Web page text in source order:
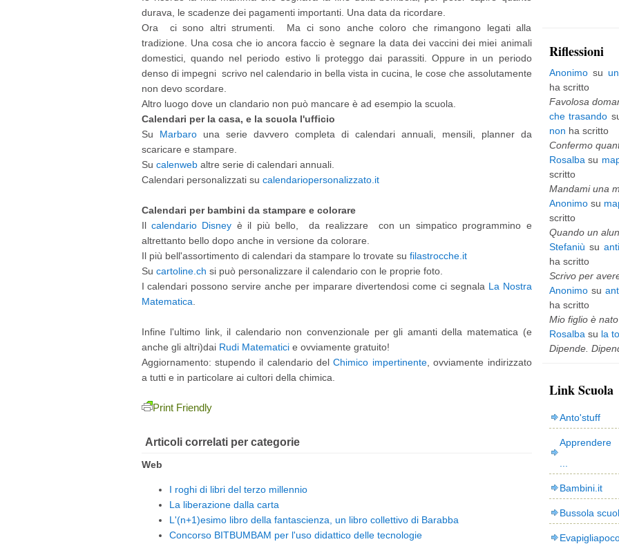
durava, le scadenze dei pagamenti importanti. Una data da ricordare.
Ora ci sono altri strumenti. Ma ci sono anche coloro che rimangono legati alla
tradizione. Una cosa che io ancora faccio è segnare la data dei vaccini dei miei animali
domestici, quando nel periodo estivo li proteggo dai parassiti. Oppure in un periodo
denso di impegni scrivo nel calendario in bella vista in cucina, le cose che assolutamente
non devo scordare.
Altro luogo dove un clandario non può mancare è ad esempio la scuola.
Calendari per la casa, e la scuola l'ufficio
Su Marbarouna serie davvero completa di calendari annuali, mensili, planner da
scaricare e stampare.
Su calenwebaltre serie di calendari annuali.
Calendari personalizzati su calendariopersonalizzato.it
Calendari per bambini da stampare e colorare
Il calendario Disney è il più bello, da realizzare con un simpatico programmino e
altrettanto bello dopo anche in versione da colorare.
Il più bell'assortimento di calendari da stampare lo trovate su filastrocche.it
Su cartoline.ch si può personalizzare il calendario con le proprie foto.
I calendari possono servire anche per imparare divertendosi come ci segnala La Nostra
Matematica
Infine l'ultimo link, il calendario non convenzionale per gli amanti della matematica (e
anche gli altri)dai Rudi Matematicie ovviamente gratuito!
Aggiornamento: stupendo il calendario delChimico impertinente, ovviamente indirizzato
a tutti e in particolare ai cultori della chimica.
Print Friendly
Articoli correlati per categorie
Web
I roghi di libri del terzo millennio
La liberazione dalla carta
L'(n+1)esimo libro della fantascienza, un libro collettivo di Barabba
Concorso BITBUMBAM per l'uso didattico delle tecnologie
i
ù
Riflessioni
Anonimosu
ha scritto
Favolosa
che trasando
non ha scritto
Confermo
Rosalba su
scritto
Mandami una
Anonimosu
scritto
Quando un
Stefaniù su
ha scritto
Scrivo per avere
Anonimosu
ha scritto
Mio figlio è nato
Rosalba su la
Dipende.
Link Scuola
Anto'stuff
Bambini.it
Bussola